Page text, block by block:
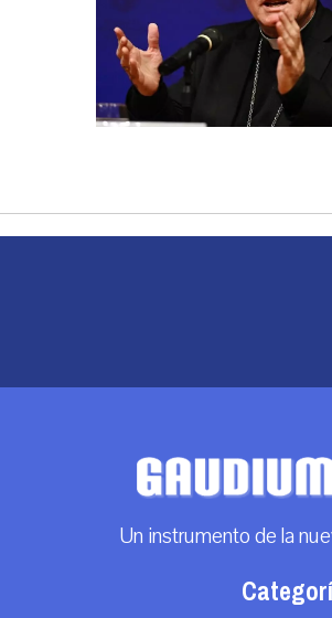
Un instrumento de la